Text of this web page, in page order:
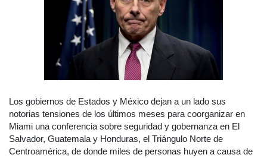
Los gobiernos de Estados y México dejan a un lado sus
notorias tensiones de los últimos meses para coorganizar en
Miami una conferencia sobre seguridad y gobernanza en El
Salvador, Guatemala y Honduras, el Triángulo Norte de
Centroamérica, de donde miles de personas huyen a causa de